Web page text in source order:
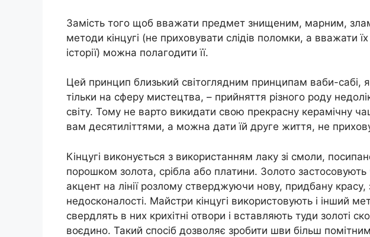
Замість того щоб вважати предмет знищеним, марним,
методи кінцугі (не приховувати слідів поломки, а вважати
історії) можна полагодити її.
Цей принцип близький світоглядним принципам ваби-сабі,
тільки на сферу мистецтва, – прийняття різного роду
світу. Тому не варто викидати свою прекрасну керамічну
вам десятиліттями, а можна дати їй друге життя, не
Кінцугі виконується з використанням лаку зі смоли,
порошком золота, срібла або платини. Золото
акцент на лінії розлому стверджуючи нову, придбану красу,
недосконалості. Майстри кінцугі використовують і інший
свердлять в них крихітні отвори і вставляють туди золоті
воєдино. Такий спосіб дозволяє зробити шви більш